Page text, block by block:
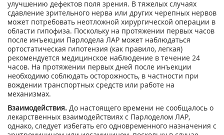
улучшению дефектов поля зрения. В тяжелых случаях
сдавление зрительного нерва или других черепных нервов
может потребовать неотложной хирургической операции в
области гипофиза. Поскольку на протяжении первых часов
после инъекции Парлодела ЛАР может наблюдаться
ортостатическая гипотензия (как правило, легкая)
рекомендуется медицинское наблюдение в течение 24
часов. На протяжении первых дней после инъекции
необходимо соблюдать осторожность, в частности при
вождении транспортных средств или работе на
механизмах.
Взаимодействия. До настоящего времени не сообщалось о
лекарственных взаимодействиях с Парлоделом ЛАР,
однако, следует избегать его одновременного назначения с